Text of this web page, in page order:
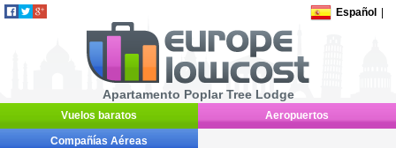
Español
Apartamento Poplar Tree Lodge
Vuelos baratos Aeropuertos
Compañías Aéreas